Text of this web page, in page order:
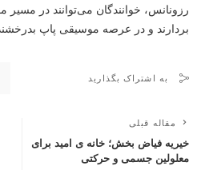
رزونانس، خوانندگان می‌توانند در
بردارند و در عرصه موسیقی پاپ
به اشتراک بگذارید
مقاله قبلی
خیریه فیاض بخش؛ خانه ی امید برای
معلولین جسمی و حرکتی